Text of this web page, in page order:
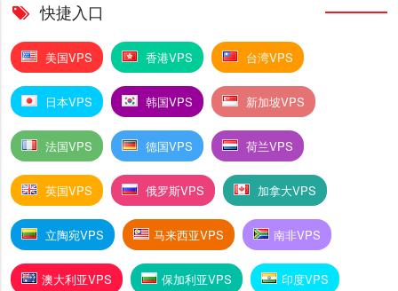
快捷入口
美国VPS 香港VPS 台湾VPS
日本VPS 韩国VPS 新加坡VPS
法国VPS 德国VPS 荷兰VPS
英国VPS 俄罗斯VPS 加拿大VPS
立陶宛VPS 马来西亚VPS 南非VPS
澳大利亚VPS 保加利亚VPS 印度VPS